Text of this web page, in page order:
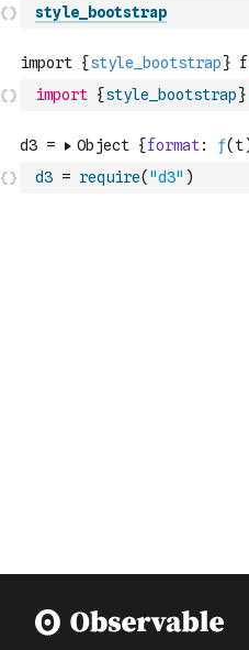
style_bootstrap
import {style_bootstrap}
d3 = require( "d3" )